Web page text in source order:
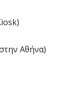
Αθήνα)